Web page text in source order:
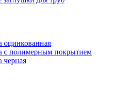
оцинкованная
с полимерным покрытием
черная